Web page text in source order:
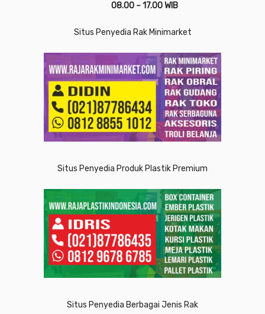
08.00 – 17.00 WIB
Situs Penyedia Rak Minimarket
Situs Penyedia Produk Plastik Premium
Situs Penyedia Berbagai Jenis Rak